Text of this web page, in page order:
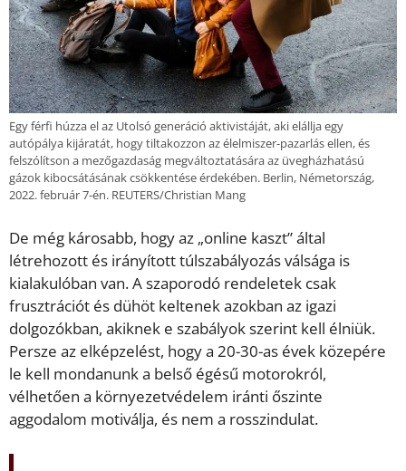
Egy férfi húzza el az Utolsó generáció aktivistáját, aki elállja egy
autópálya kijáratát, hogy tiltakozzon az élelmiszer-pazarlás ellen, és
felszólítson a mezőgazdaság megváltoztatására az üvegházhatású
gázok kibocsátásának csökkentése érdekében. Berlin, Németország,
2022. február 7-én. REUTERS/Christian Mang
De még károsabb, hogy az „online kaszt” által
létrehozott és irányított túlszabályozás válsága is
kialakulóban van. A szaporodó rendeletek csak
frusztrációt és dühöt keltenek azokban az igazi
dolgozókban, akiknek e szabályok szerint kell élniük.
Persze az elképzelést, hogy a 20-30-as évek közepére
le kell mondanunk a belső égésű motorokról,
vélhetően a környezetvédelem iránti őszinte
aggodalom motiválja, és nem a rosszindulat.